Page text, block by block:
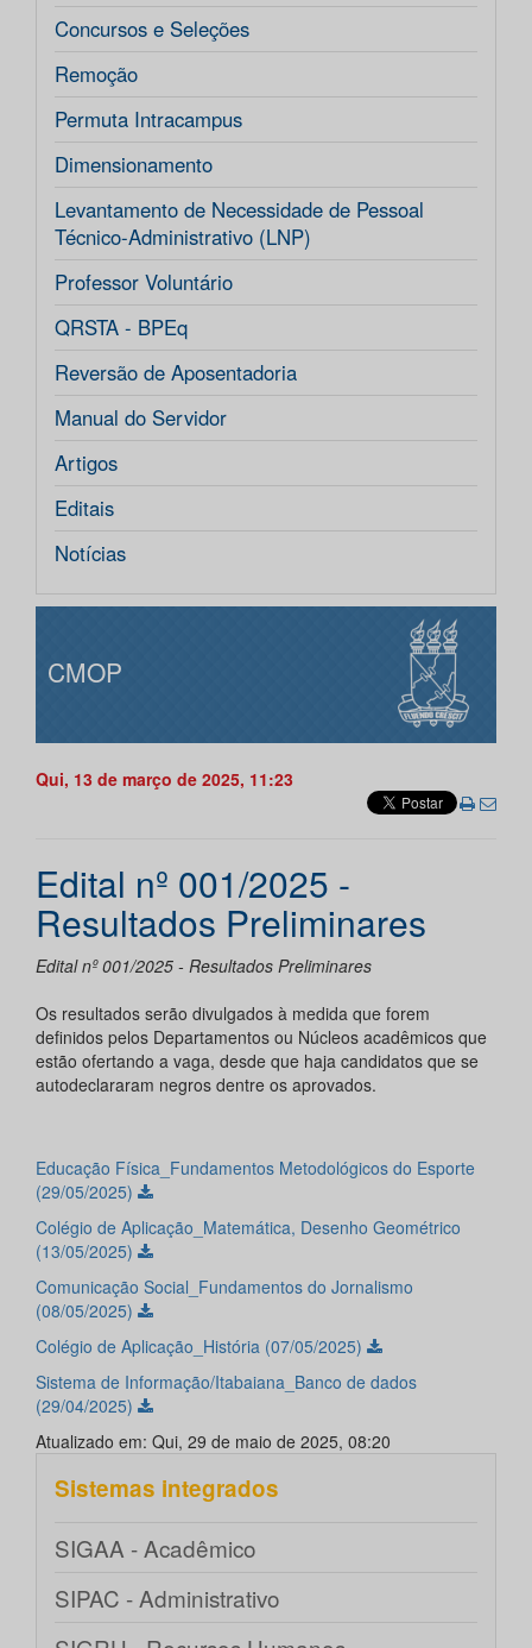
Concursos e Seleções
Remoção
Permuta Intracampus
Dimensionamento
Levantamento de Necessidade de Pessoal
Técnico-Administrativo (LNP)
Professor Voluntário
QRSTA - BPEq
Reversão de Aposentadoria
Manual do Servidor
Artigos
Editais
Notícias
CMOP
Qui, 13 de março de 2025, 11:23
Edital nº 001/2025 -
Resultados Preliminares
Edital nº 001/2025 - Resultados Preliminares
Os resultados serão divulgados à medida que forem
definidos pelos Departamentos ou Núcleos acadêmicos que
estão ofertando a vaga, desde que haja candidatos que se
autodeclararam negros dentre os aprovados.
Educação Física_Fundamentos Metodológicos do Esporte
(29/05/2025)
Colégio de Aplicação_Matemática, Desenho Geométrico
(13/05/2025)
Comunicação Social_Fundamentos do Jornalismo
(08/05/2025)
Colégio de Aplicação_História (07/05/2025)
Sistema de Informação/Itabaiana_Banco de dados
(29/04/2025)
Atualizado em: Qui, 29 de maio de 2025, 08:20
Sistemas integrados
SIGAA - Acadêmico
SIPAC - Administrativo